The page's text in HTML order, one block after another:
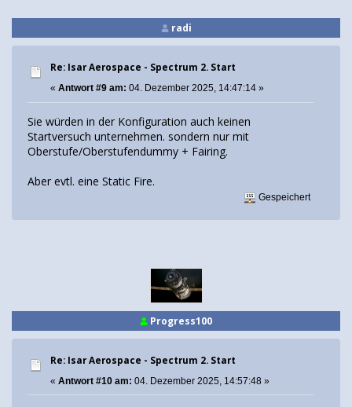
radi
Re: Isar Aerospace - Spectrum 2. Start
« Antwort #9 am: 04. Dezember 2025, 14:47:14 »
Sie würden in der Konfiguration auch keinen
Startversuch unternehmen. sondern nur mit
Oberstufe/Oberstufendummy + Fairing.
Aber evtl. eine Static Fire.
Gespeichert
Progress100
Re: Isar Aerospace - Spectrum 2. Start
« Antwort #10 am: 04. Dezember 2025, 14:57:48 »